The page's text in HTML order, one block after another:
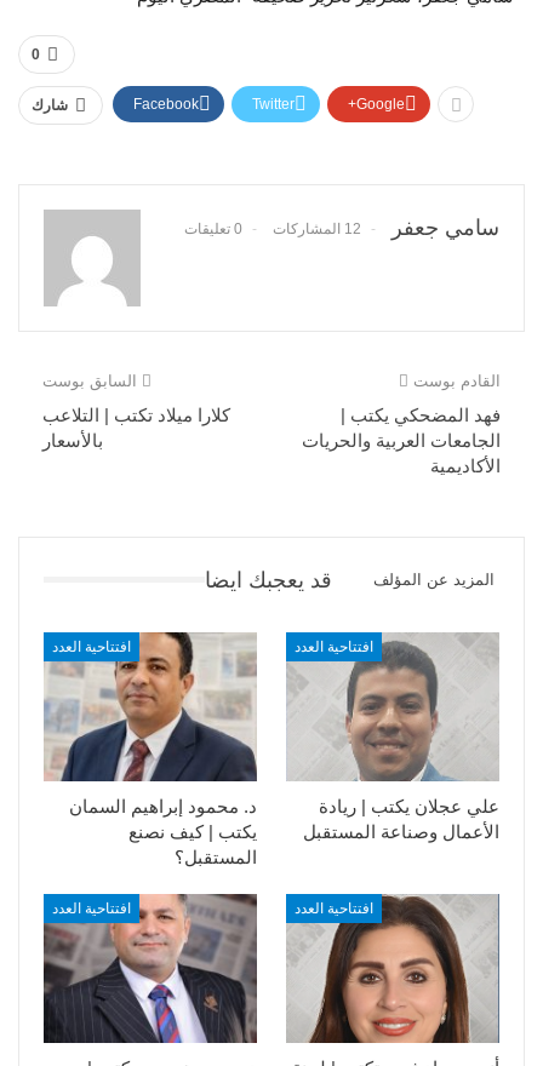
0
شارك Facebook Twitter Google+
سامي جعفر 12 المشاركات 0 تعليقات
السابق بوست
كلارا ميلاد تكتب | التلاعب
بالأسعار
القادم بوست
فهد المضحكي يكتب |
الجامعات العربية والحريات
الأكاديمية
قد يعجبك ايضا المزيد عن المؤلف
افتتاحية العدد
د. محمود إبراهيم السمان
يكتب | كيف نصنع
المستقبل؟
افتتاحية العدد
علي عجلان يكتب | ريادة
الأعمال وصناعة المستقبل
افتتاحية العدد افتتاحية العدد